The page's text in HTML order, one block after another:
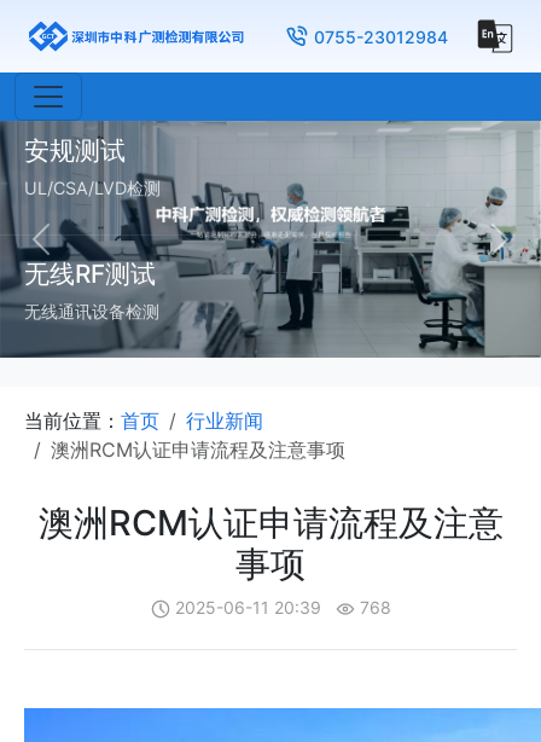
0755-23012984
物理测试
安规测试
UL/CSA/LVD检测
无线RF测试
无线通讯设备检测
Previous Next
当前位置： 首页
行业新闻
澳洲RCM认证申请流程及注意事项
澳洲RCM认证申请流程及注意
事项
2025-06-11 20:39 768